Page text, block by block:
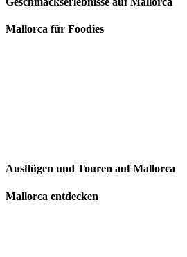
Mallorca für Foodies
Ausflügen und Touren auf Mallorca
Mallorca entdecken